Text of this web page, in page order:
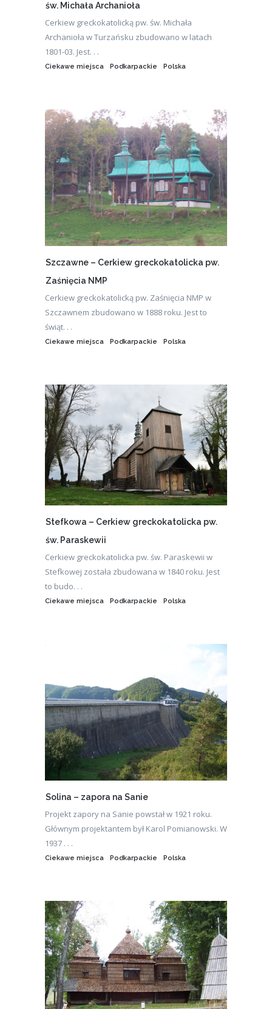
św. Michała Archanioła
Cerkiew greckokatolicką pw. św. Michała
Archanioła w Turzańsku zbudowano w latach
1801-03. Jest. . .
Ciekawe miejsca Podkarpackie Polska
Szczawne – Cerkiew greckokatolicka pw.
Zaśnięcia NMP
Cerkiew greckokatolicką pw. Zaśnięcia NMP w
Szczawnem zbudowano w 1888 roku. Jest to
świąt. . .
Ciekawe miejsca Podkarpackie Polska
Stefkowa – Cerkiew greckokatolicka pw.
św. Paraskewii
Cerkiew greckokatolicka pw. św. Paraskewii w
Stefkowej została zbudowana w 1840 roku. Jest
to budo. . .
Ciekawe miejsca Podkarpackie Polska
Solina – zapora na Sanie
Projekt zapory na Sanie powstał w 1921 roku.
Głównym projektantem był Karol Pomianowski. W
1937 . . .
Ciekawe miejsca Podkarpackie Polska